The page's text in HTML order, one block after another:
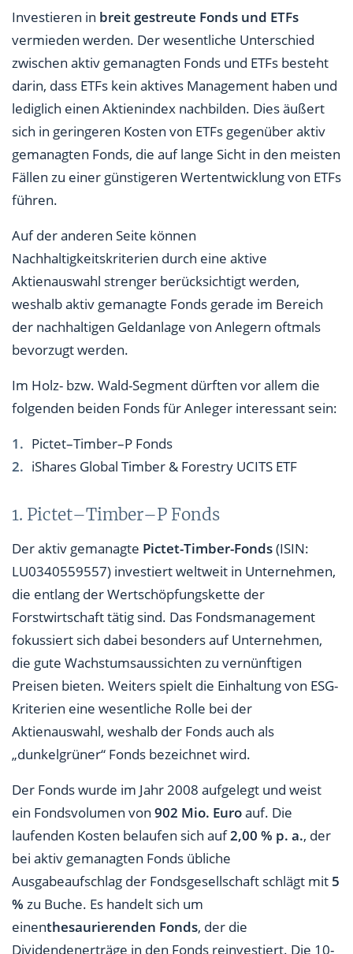
Investieren in breit gestreute Fonds und ETFs
vermieden werden. Der wesentliche Unterschied
zwischen aktiv gemanagten Fonds und ETFs besteht
darin, dass ETFs kein aktives Management haben und
lediglich einen Aktienindex nachbilden. Dies äußert
sich in geringeren Kosten von ETFs gegenüber aktiv
gemanagten Fonds, die auf lange Sicht in den meisten
Fällen zu einer günstigeren Wertentwicklung von ETFs
führen.
Auf der anderen Seite können
Nachhaltigkeitskriterien durch eine aktive
Aktienauswahl strenger berücksichtigt werden,
weshalb aktiv gemanagte Fonds gerade im Bereich
der nachhaltigen Geldanlage von Anlegern oftmals
bevorzugt werden.
Im Holz- bzw. Wald-Segment dürften vor allem die
folgenden beiden Fonds für Anleger interessant sein:
Pictet–Timber–P Fonds
iShares Global Timber & Forestry UCITS ETF
1. Pictet–Timber–P Fonds
Der aktiv gemanagte Pictet-Timber-Fonds(ISIN:
LU0340559557) investiert weltweit in Unternehmen,
die entlang der Wertschöpfungskette der
Forstwirtschaft tätig sind. Das Fondsmanagement
fokussiert sich dabei besonders auf Unternehmen,
die gute Wachstumsaussichten zu vernünftigen
Preisen bieten. Weiters spielt die Einhaltung von ESG-
Kriterien eine wesentliche Rolle bei der
Aktienauswahl, weshalb der Fonds auch als
„dunkelgrüner“ Fonds bezeichnet wird.
Der Fonds wurde im Jahr 2008 aufgelegt und weist
ein Fondsvolumen von 902 Mio. Euroauf. Die
laufenden Kosten belaufen sich auf2,00 % p. a., der
bei aktiv gemanagten Fonds übliche
Ausgabeaufschlag der Fondsgesellschaft schlägt mit 5
% zu Buche. Es handelt sich um
einenthesaurierenden Fonds, der die
Dividendenerträge in den Fonds reinvestiert. Die 10-